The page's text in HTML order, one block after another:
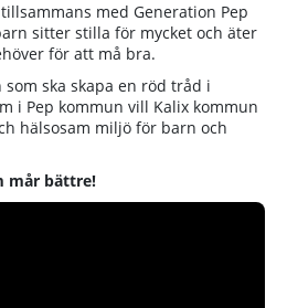
med Generation Pep
sitter stilla för mycket och äter
för att må bra.
ska skapa en röd tråd i
i Pep kommun vill Kalix kommun
hälsosam miljö för barn och
mår bättre!